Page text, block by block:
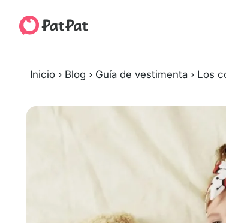
Inicio › Blog › Guía de vestimenta › Los